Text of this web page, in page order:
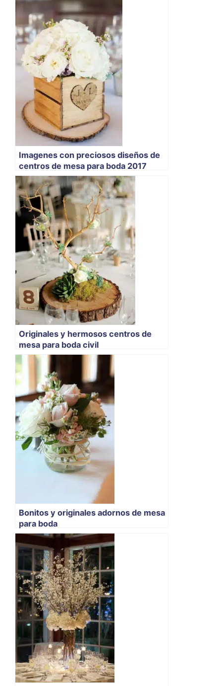
Imagenes con preciosos diseños de
centros de mesa para boda 2017
Originales y hermosos centros de
mesa para boda civil
Bonitos y originales adornos de mesa
para boda